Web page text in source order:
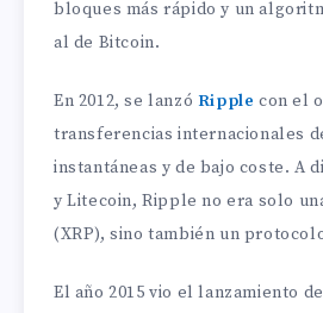
bloques más rápido y un
al de Bitcoin.
En 2012, se lanzó Ripple con el
transferencias internacionales
instantáneas y de bajo coste. A
y Litecoin, Ripple no era solo
(XRP), sino también un
El año 2015 vio el lanzamiento